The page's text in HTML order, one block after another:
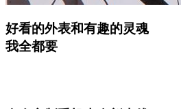
好看的外表和有趣的灵魂
我全都要